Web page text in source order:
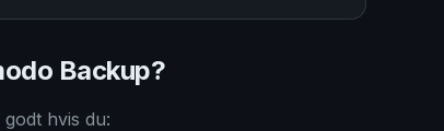
Backup?
hvis du: